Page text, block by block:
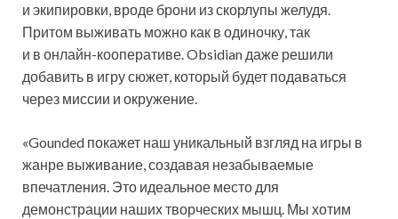
и экипировки, вроде брони из скорлупы желудя.
Притом выживать можно как в одиночку, так
и в онлайн-кооперативе. Obsidian даже решили
добавить в игру сюжет, который будет подаваться
через миссии и окружение.
«Gounded покажет наш уникальный взгляд на игры в
жанре выживание, создавая незабываемые
впечатления. Это идеальное место для
демонстрации наших творческих мышц. Мы хотим